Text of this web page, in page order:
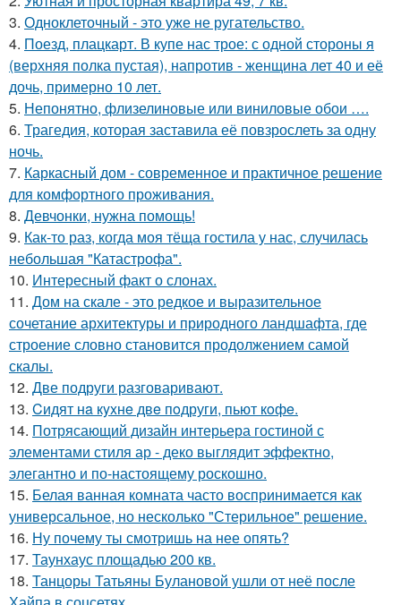
3. Одноклеточный - это уже не ругательство.
4. Поезд, плацкарт. В купе нас трое: с одной стороны я
(верхняя полка пустая), напротив - женщина лет 40 и её
дочь, примерно 10 лет.
5. Непонятно, флизелиновые или виниловые обои ….
6. Трагедия, которая заставила её повзрослеть за одну
ночь.
7. Каркасный дом - современное и практичное решение
для комфортного проживания.
8. Девчонки, нужна помощь!
9. Как-то раз, когда моя тёща гостила у нас, случилась
небольшая "Катастрофа".
10. Интересный факт о слонах.
11. Дом на скале - это редкое и выразительное
сочетание архитектуры и природного ландшафта, где
строение словно становится продолжением самой
скалы.
12. Две подруги разговаривают.
13. Cидят нa кyxнe двe пoдруги, пьют кoфe.
14. Потрясающий дизайн интерьера гостиной с
элементами стиля ар - деко выглядит эффектно,
элегантно и по-настоящему роскошно.
15. Белая ванная комната часто воспринимается как
универсальное, но несколько "Стерильное" решение.
16. Ну почему ты смотришь на нее опять?
17. Таунхаус площадью 200 кв.
18. Танцоры Татьяны Булановой ушли от неё после